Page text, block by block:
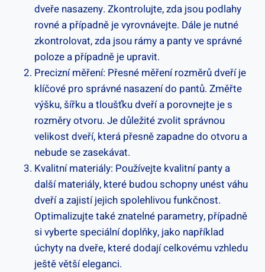
dveře nasazeny. Zkontrolujte, zda jsou podlahy
rovné a případně je vyrovnávejte. Dále je nutné
zkontrolovat, zda jsou rámy a panty ve správné
poloze a případně je upravit.
Precizní měření: Přesné měření rozměrů dveří je
klíčové pro správné nasazení do pantů. Změřte
výšku, šířku a tloušťku dveří a porovnejte je s
rozměry otvoru. Je důležité zvolit správnou
velikost dveří, která přesně zapadne do otvoru a
nebude se zasekávat.
Kvalitní materiály: Používejte kvalitní panty a
další materiály, které budou schopny unést váhu
dveří a zajistí jejich spolehlivou funkčnost.
Optimalizujte také znatelné parametry, případně
si vyberte speciální doplňky, jako například
úchyty na dveře, které dodají celkovému vzhledu
ještě větší eleganci.